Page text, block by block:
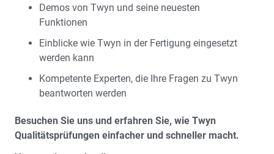
Demos von Twyn und seine neuesten
Funktionen
Einblicke wie Twyn in der Fertigung eingesetzt
werden kann
Kompetente Experten, die Ihre Fragen zu Twyn
beantworten werden
Besuchen Sie uns und erfahren Sie, wie Twyn
Qualitätsprüfungen einfacher und schneller macht.